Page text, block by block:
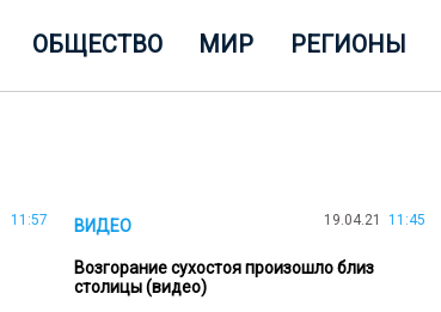
ОБЩЕСТВО МИР РЕГИОНЫ
11:57 ВИДЕО 19.04.21 11:45
Возгорание сухостоя произошло близ
столицы (видео)